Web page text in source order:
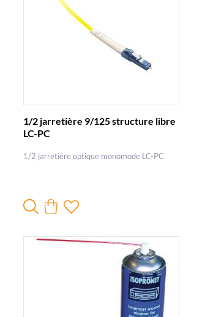
1/2 jarretière 9/125 structure libre
LC-PC
1/2 jarretière optique monomode LC-PC